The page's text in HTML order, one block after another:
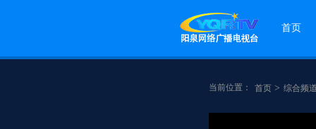
首页
当前位置： 首页 > 综合频